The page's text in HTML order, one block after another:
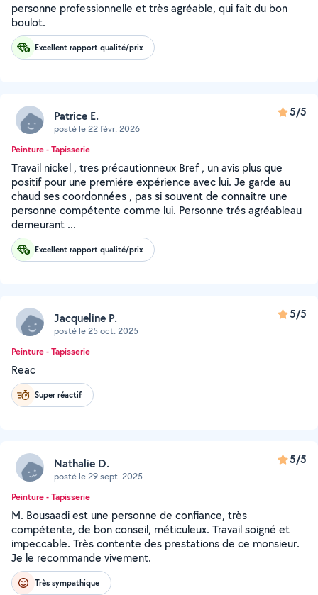
personne professionnelle et très agréable, qui fait du bon
boulot.
Excellent rapport qualité/prix
Patrice E.
posté le 22 févr. 2026
5/5
Peinture - Tapisserie
Travail nickel , tres précautionneux Bref , un avis plus que
positif pour une premiére expérience avec lui. Je garde au
chaud ses coordonnées , pas si souvent de connaitre une
personne compétente comme lui. Personne trés agréableau
demeurant ...
Excellent rapport qualité/prix
Jacqueline P.
posté le 25 oct. 2025
5/5
Peinture - Tapisserie
Reac
Super réactif
Nathalie D.
posté le 29 sept. 2025
5/5
Peinture - Tapisserie
M. Bousaadi est une personne de confiance, très
compétente, de bon conseil, méticuleux. Travail soigné et
impeccable. Très contente des prestations de ce monsieur.
Je le recommande vivement.
Très sympathique